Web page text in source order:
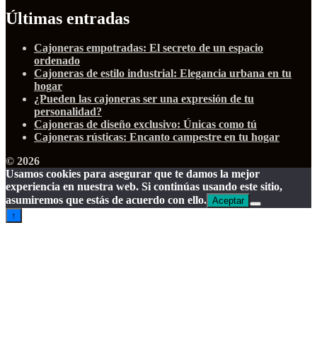
Últimas entradas
Cajoneras empotradas: El secreto de un espacio
ordenado
Cajoneras de estilo industrial: Elegancia urbana en tu
hogar
¿Pueden las cajoneras ser una expresión de tu
personalidad?
Cajoneras de diseño exclusivo: Únicas como tú
Cajoneras rústicas: Encanto campestre en tu hogar
© 2026
Usamos cookies para asegurar que te damos la mejor
experiencia en nuestra web. Si continúas usando este sitio,
asumiremos que estás de acuerdo con ello. Aceptar
↑